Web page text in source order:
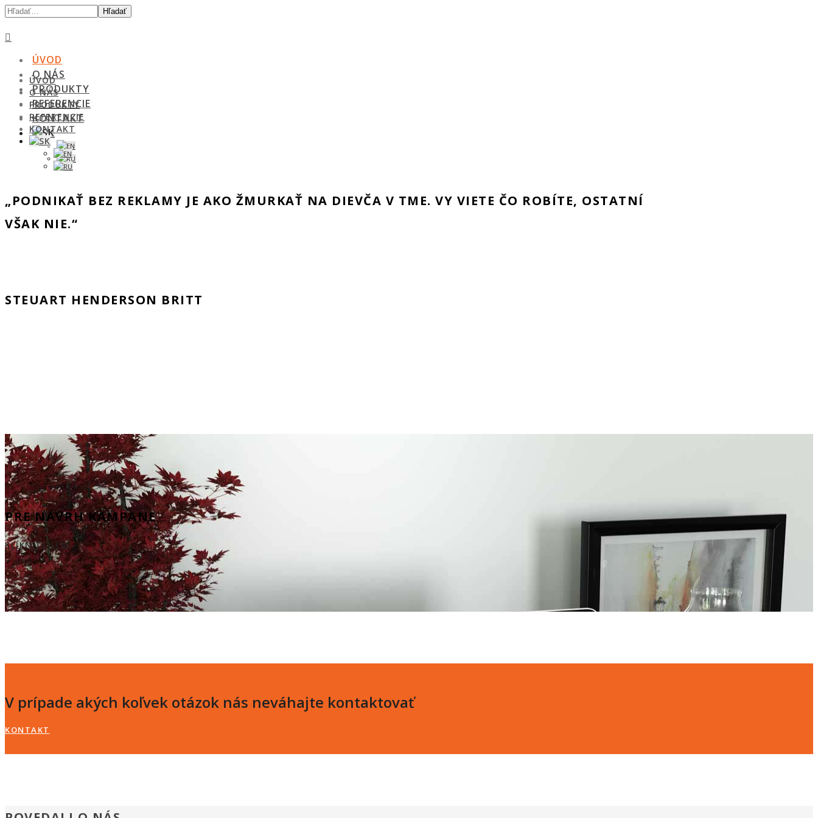
Hľadať
ÚVOD
O NÁS
PRODUKTY
REFERENCIE
KONTAKT
ÚVOD
O NÁS
PRODUKTY
REFERENCIE
KONTAKT
„PODNIKAŤ BEZ REKLAMY JE AKO ŽMURKAŤ NA DIEVČA V TME. VY VIETE ČO ROBÍTE, OSTATNÍ
VŠAK NIE.“
STEUART HENDERSON BRITT
PRE NÁVRH KAMPANE
KLIKNITE SEM
V prípade akých koľvek otázok nás neváhajte kontaktovať
KONTAKT